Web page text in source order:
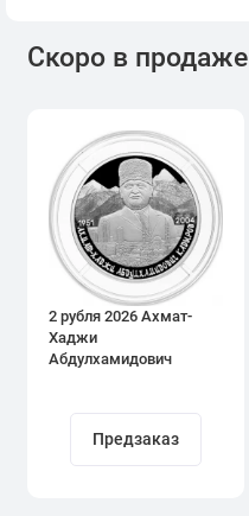
Скоро в продаже
2 рубля 2026 Ахмат-
Хаджи
Абдулхамидович
Предзаказ